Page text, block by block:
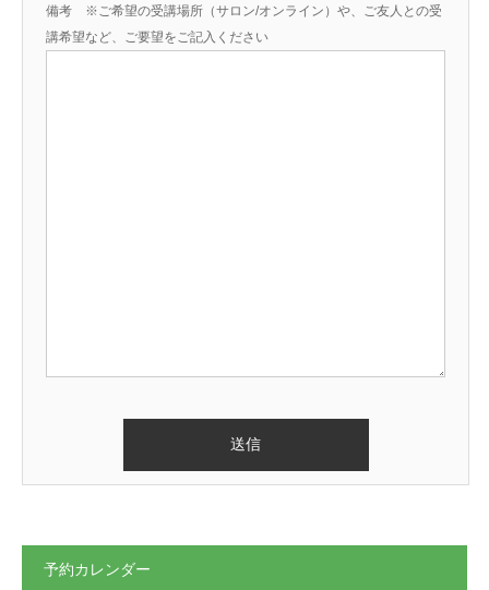
備考 ※ご希望の受講場所（サロン/オンライン）や、ご友人との受
講希望など、ご要望をご記入ください
予約カレンダー